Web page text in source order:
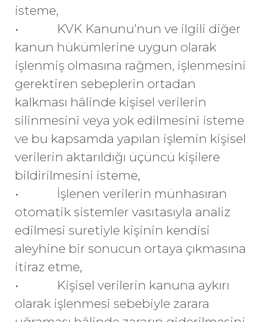
isteme,
• KVK Kanunu’nun ve ilgili diğer
kanun hükümlerine uygun olarak
işlenmiş olmasına rağmen, işlenmesini
gerektiren sebeplerin ortadan
kalkması hâlinde kişisel verilerin
silinmesini veya yok edilmesini isteme
ve bu kapsamda yapılan işlemin kişisel
verilerin aktarıldığı üçüncü kişilere
bildirilmesini isteme,
• İşlenen verilerin münhasıran
otomatik sistemler vasıtasıyla analiz
edilmesi suretiyle kişinin kendisi
aleyhine bir sonucun ortaya çıkmasına
itiraz etme,
• Kişisel verilerin kanuna aykırı
olarak işlenmesi sebebiyle zarara